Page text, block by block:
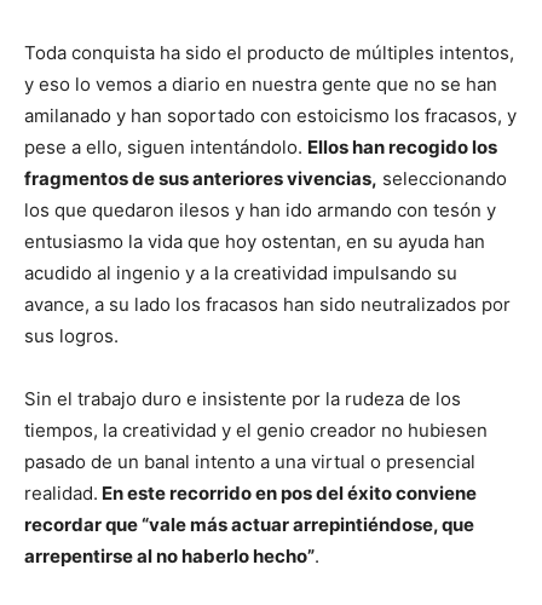
Toda conquista ha sido el producto de múltiples intentos,
y eso lo vemos a diario en nuestra gente que no se han
amilanado y han soportado con estoicismo los fracasos, y
pese a ello, siguen intentándolo. Ellos han recogido los
fragmentos de sus anteriores vivencias, seleccionando
los que quedaron ilesos y han ido armando con tesón y
entusiasmo la vida que hoy ostentan, en su ayuda han
acudido al ingenio y a la creatividad impulsando su
avance, a su lado los fracasos han sido neutralizados por
sus logros.
Sin el trabajo duro e insistente por la rudeza de los
tiempos, la creatividad y el genio creador no hubiesen
pasado de un banal intento a una virtual o presencial
realidad. En este recorrido en pos del éxito conviene
recordar que “vale más actuar arrepintiéndose, que
arrepentirse al no haberlo hecho”.